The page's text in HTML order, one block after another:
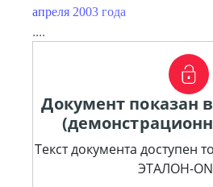
апреля 2003 года
....
Документ показан
Текст документа доступен
ЭТАЛОН-